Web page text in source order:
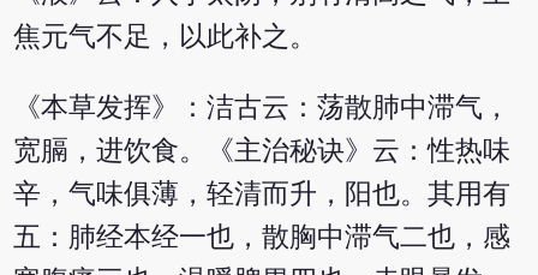
焦元气不足，以此补之。
《本草发挥》：洁古云：荡散肺中滞气，
宽膈，进饮食。《主治秘诀》云：性热味
辛，气味俱薄，轻清而升，阳也。其用有
五：肺经本经一也，散胸中滞气二也，感